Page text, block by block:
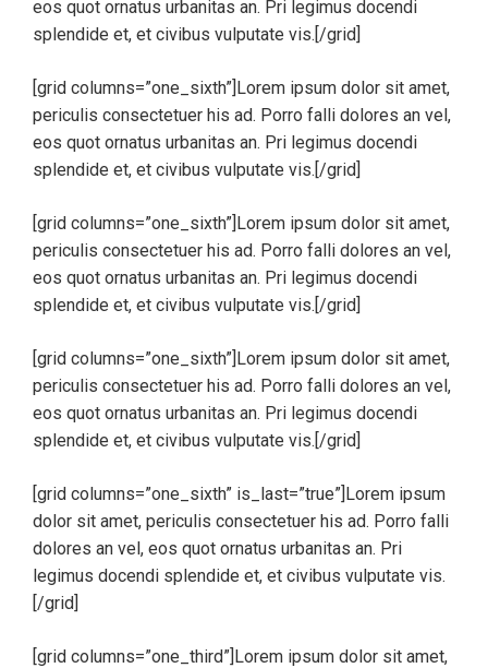
eos quot ornatus urbanitas an. Pri legimus docendi
splendide et, et civibus vulputate vis.[/grid]
[grid columns=”one_sixth”]Lorem ipsum dolor sit amet,
periculis consectetuer his ad. Porro falli dolores an vel,
eos quot ornatus urbanitas an. Pri legimus docendi
splendide et, et civibus vulputate vis.[/grid]
[grid columns=”one_sixth”]Lorem ipsum dolor sit amet,
periculis consectetuer his ad. Porro falli dolores an vel,
eos quot ornatus urbanitas an. Pri legimus docendi
splendide et, et civibus vulputate vis.[/grid]
[grid columns=”one_sixth”]Lorem ipsum dolor sit amet,
periculis consectetuer his ad. Porro falli dolores an vel,
eos quot ornatus urbanitas an. Pri legimus docendi
splendide et, et civibus vulputate vis.[/grid]
[grid columns=”one_sixth” is_last=”true”]Lorem ipsum
dolor sit amet, periculis consectetuer his ad. Porro falli
dolores an vel, eos quot ornatus urbanitas an. Pri
legimus docendi splendide et, et civibus vulputate vis.
[/grid]
[grid columns=”one_third”]Lorem ipsum dolor sit amet,